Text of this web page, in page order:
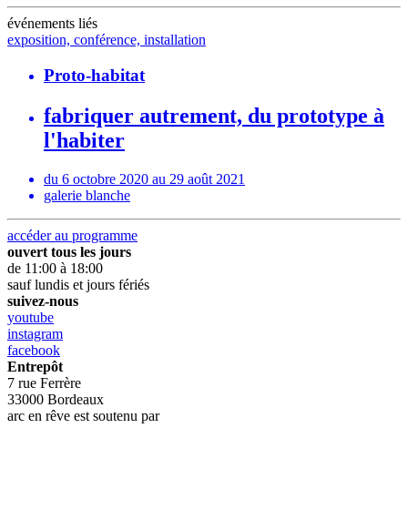
événements liés
exposition, conférence, installation
Proto-habitat
fabriquer autrement, du prototype à
l'habiter
du 6 octobre 2020 au 29 août 2021
galerie blanche
accéder au programme
ouvert tous les jours
de 11:00 à 18:00
sauf lundis et jours fériés
suivez-nous
youtube
instagram
facebook
Entrepôt
7 rue Ferrère
33000 Bordeaux
arc en rêve est soutenu par